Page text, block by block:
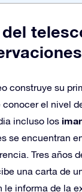
construye su
el nivel
incluso los
se encuentran
Tres años
una carta de
le informa de la